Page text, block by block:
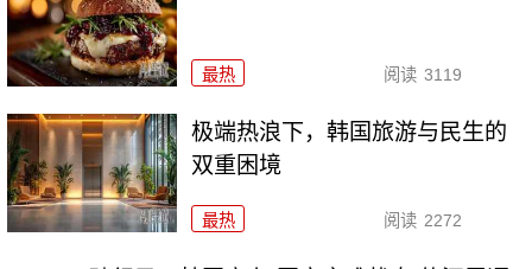
最热 阅读 3119
极端热浪下，韩国旅游与民生的
双重困境
最热 阅读 2272